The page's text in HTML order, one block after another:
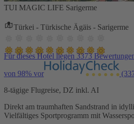
TUI MAGIC LIFE Sarigerme
Türkei - Türkische Ägäis - Sarigerme
Für dieses Hotel liegen 3373
von 98% vor
8-tägige Flugreise, DZ inkl. AI
Direkt am traumhaften Sandstrand in
Vielfältiges Sportprogramm mit